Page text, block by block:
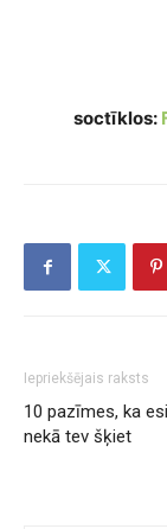
soctīklos:
Iepriekšējais raksts
10 pazīmes, ka
nekā tev šķiet